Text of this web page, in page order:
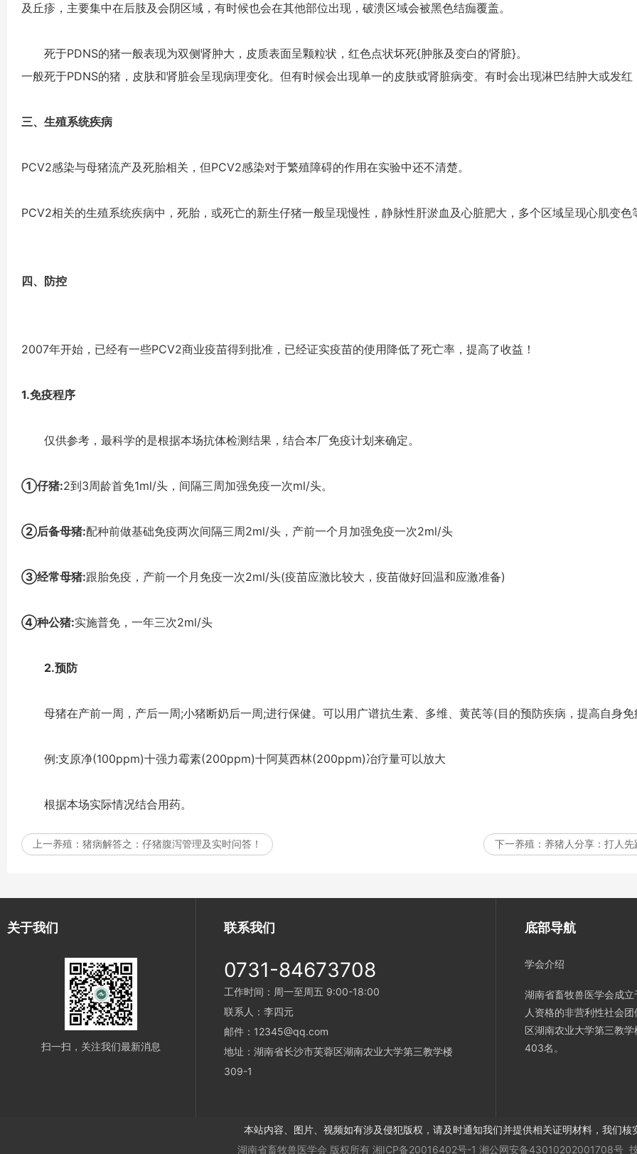
及丘疹，主要集中在后肢及会阴区域，有时候也会在其他部位出现，破溃区域会被黑色结痂覆盖。
死于PDNS的猪一般表现为双侧肾肿大，皮质表面呈颗粒状，红色点状坏死{肿胀及变白的肾脏}。
一般死于PDNS的猪，皮肤和肾脏会呈现病理变化。但有时候会出现单一的皮肤或肾脏病变。有时会出现淋巴结肿大或发
三、生殖系统疾病
PCV2感染与母猪流产及死胎相关，但PCV2感染对于繁殖障碍的作用在实验中还不清楚。
PCV2相关的生殖系统疾病中，死胎，或死亡的新生仔猪一般呈现慢性，静脉性肝淤血及心脏肥大，多个区域呈现心肌变色
四、防控
2007年开始，已经有一些PCV2商业疫苗得到批准，已经证实疫苗的使用降低了死亡率，提高了收益！
1.免疫程序
仅供参考，最科学的是根据本场抗体检测结果，结合本厂免疫计划来确定。
①仔猪:2到3周龄首免1ml/头，间隔三周加强免疫一次ml/头。
②后备母猪:配种前做基础免疫两次间隔三周2ml/头，产前一个月加强免疫一次2ml/头
③经常母猪:跟胎免疫，产前一个月免疫一次2ml/头(疫苗应激比较大，疫苗做好回温和应激准备)
④种公猪:实施普免，一年三次2ml/头
2.预防
母猪在产前一周，产后一周;小猪断奶后一周;进行保健。可以用广谱抗生素、多维、黄芪等(目的预防疾病，提高自身免
例:支原净(100ppm)十强力霉素(200ppm)十阿莫西林(200ppm)冶疗量可以放大
根据本场实际情况结合用药。
上一养殖： 猪病解答之：仔猪腹泻管理及实时问答！ 下一养殖： 养猪人分享：打人
关于我们
扫一扫，关注我们最新消息
联系我们
0731-84673708
工作时间：周一至周五 9:00-18:00
联系人：李四元
邮件：12345@qq.com
地址：湖南省长沙市芙蓉区湖南农业大学第三教学楼
309-1
底部导航
学会介绍
湖南省畜牧兽医学会成
人资格的非营利性社会
区湖南农业大学第三教
403名。
本站内容、图片、视频如有涉及侵犯版权，请及时通知我们并提供相关证明材料，我们核
湖南省畜牧兽医学会 版权所有 湘ICP备20016402号-1 湘公网安备43010202001708号